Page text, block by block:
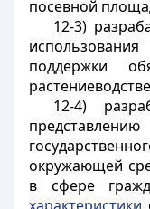
посевной
12-3)
поддержки
12-4)
окружающей
в сфере